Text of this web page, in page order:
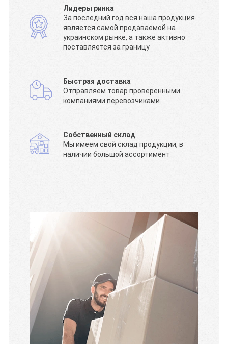
Лидеры ринка
За последний год вся наша продукция
является самой продаваемой на
украинском рынке, а также активно
поставляется за границу
Быстрая доставка
Отправляем товар проверенными
компаниями перевозчиками
Собственный склад
Мы имеем свой склад продукции, в
наличии большой ассортимент